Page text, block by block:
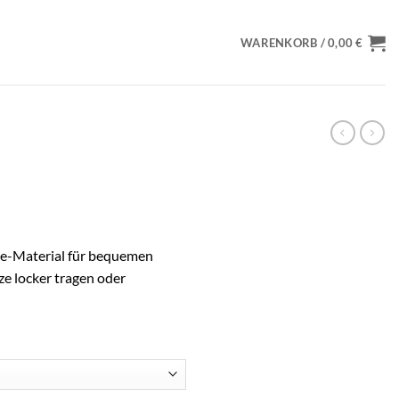
WARENKORB /0,00€
Material für bequemen
locker tragen oder